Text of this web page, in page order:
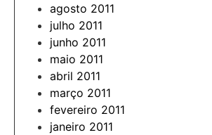
agosto 2011
julho 2011
junho 2011
maio 2011
abril 2011
março 2011
fevereiro 2011
janeiro 2011